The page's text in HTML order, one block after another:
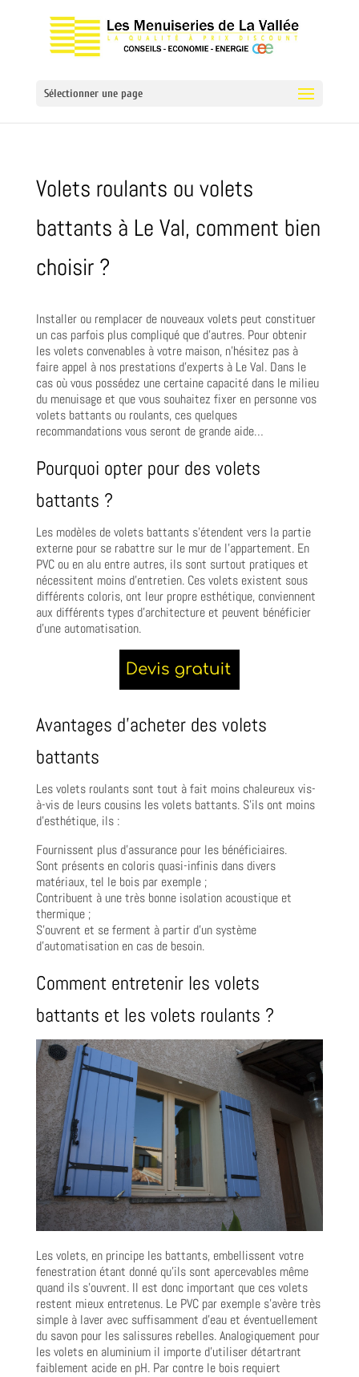
Sélectionner une page
Volets roulants ou volets
battants à Le Val, comment bien
choisir ?
Installer ou remplacer de nouveaux volets peut constituer
un cas parfois plus compliqué que d’autres. Pour obtenir
les volets convenables à votre maison, n’hésitez pas à
faire appel à nos prestations d’experts à Le Val. Dans le
cas où vous possédez une certaine capacité dans le milieu
du menuisage et que vous souhaitez fixer en personne vos
volets battants ou roulants, ces quelques
recommandations vous seront de grande aide…
Pourquoi opter pour des volets
battants ?
Les modèles de volets battants s’étendent vers la partie
externe pour se rabattre sur le mur de l’appartement. En
PVC ou en alu entre autres, ils sont surtout pratiques et
nécessitent moins d’entretien. Ces volets existent sous
différents coloris, ont leur propre esthétique, conviennent
aux différents types d’architecture et peuvent bénéficier
d’une automatisation.
Avantages d’acheter des volets
battants
Les volets roulants sont tout à fait moins chaleureux vis-
à-vis de leurs cousins les volets battants. S’ils ont moins
d’esthétique, ils :
Fournissent plus d’assurance pour les bénéficiaires.
Sont présents en coloris quasi-infinis dans divers
matériaux, tel le bois par exemple ;
Contribuent à une très bonne isolation acoustique et
thermique ;
S’ouvrent et se ferment à partir d’un système
d’automatisation en cas de besoin.
Comment entretenir les volets
battants et les volets roulants ?
Les volets, en principe les battants, embellissent votre
fenestration étant donné qu’ils sont apercevables même
quand ils s’ouvrent. Il est donc important que ces volets
restent mieux entretenus. Le PVC par exemple s’avère très
simple à laver avec suffisamment d’eau et éventuellement
du savon pour les salissures rebelles. Analogiquement pour
les volets en aluminium il importe d’utiliser détartrant
faiblement acide en pH. Par contre le bois requiert